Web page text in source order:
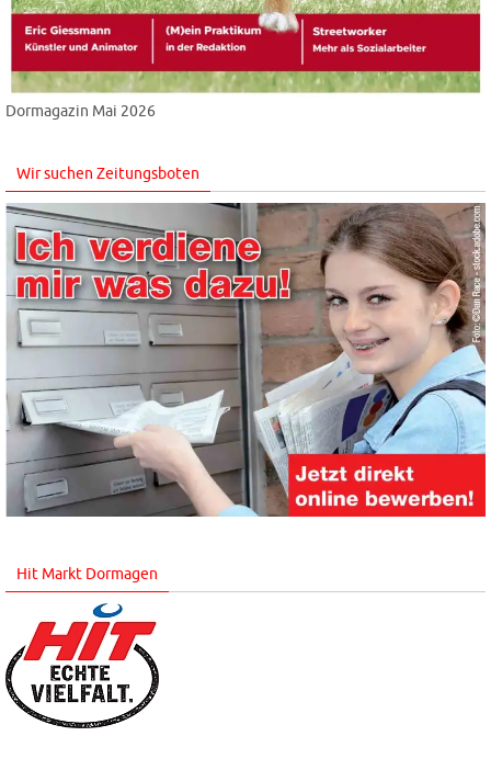
Dormagazin Mai 2026
Wir suchen Zeitungsboten
Hit Markt Dormagen